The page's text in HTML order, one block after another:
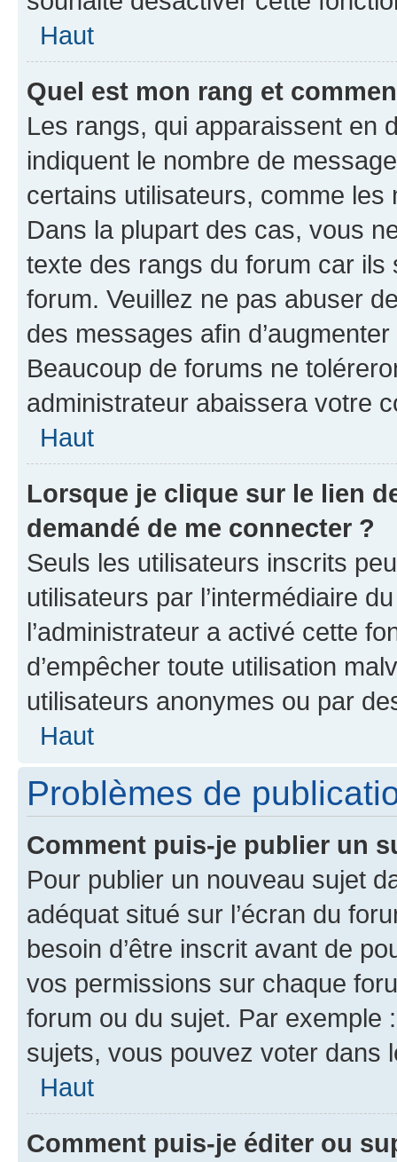
Haut
Quel est mon rang et
Les rangs, qui apparaissent en
indiquent le nombre de
certains utilisateurs, comme
Dans la plupart des cas, vous
texte des rangs du forum car ils
forum. Veuillez ne pas abuser
des messages afin
Beaucoup de forums ne
administrateur abaissera votre
Haut
Lorsque je clique sur le lien
demandé de me connecter ?
Seuls les utilisateurs inscrits
utilisateurs par l’intermédiaire
l’administrateur a activé cette
d’empêcher toute utilisation
utilisateurs anonymes ou par
Haut
Problèmes de
Comment puis-je publier un
Pour publier un nouveau sujet
adéquat situé sur l’écran du
besoin d’être inscrit avant de
vos permissions sur chaque
forum ou du sujet. Par exemple
sujets, vous pouvez voter dans
Haut
Comment puis-je éditer ou